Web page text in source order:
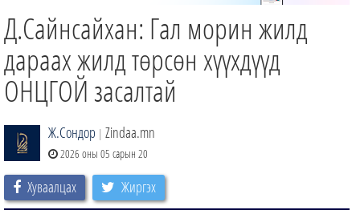
ӨГЛӨӨНИЙ СОНИН
АУДИО ЗОХИОЛ
ЗИНДАА СЭТГҮҮЛ
Д.Сайнсайхан: Гал морин жилд
дараах жилд төрсөн хүүхдүүд
ОНЦГОЙ засалтай
Ж.Сондор | Zindaa.mn
2026 оны 05 сарын 20
Хуваалцах Жиргэх